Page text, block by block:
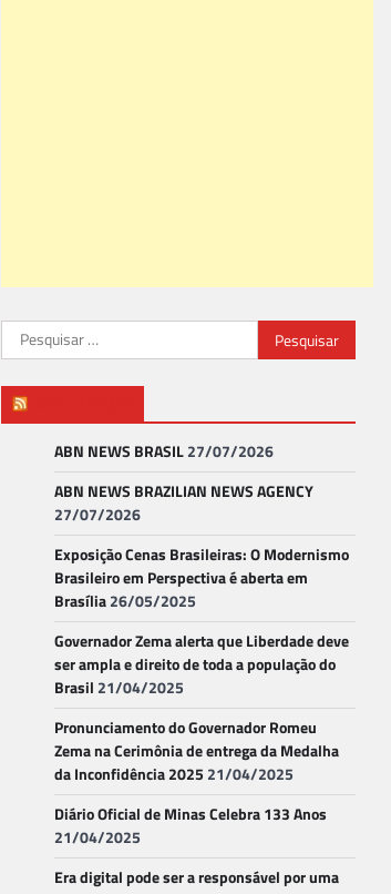
Pesquisar
por:
ABN NEWS BRASIL27/07/2026
ABN NEWS BRAZILIAN NEWS AGENCY
27/07/2026
Exposição Cenas Brasileiras: O Modernismo
Brasileiro em Perspectiva é aberta em
Brasília26/05/2025
Governador Zema alerta que Liberdade deve
ser ampla e direito de toda a população do
Brasil 21/04/2025
Pronunciamento do Governador Romeu
Zema na Cerimônia de entrega da Medalha
da Inconfidência 2025 21/04/2025
Diário Oficial de Minas Celebra 133 Anos
21/04/2025
Era digital pode ser a responsável por uma